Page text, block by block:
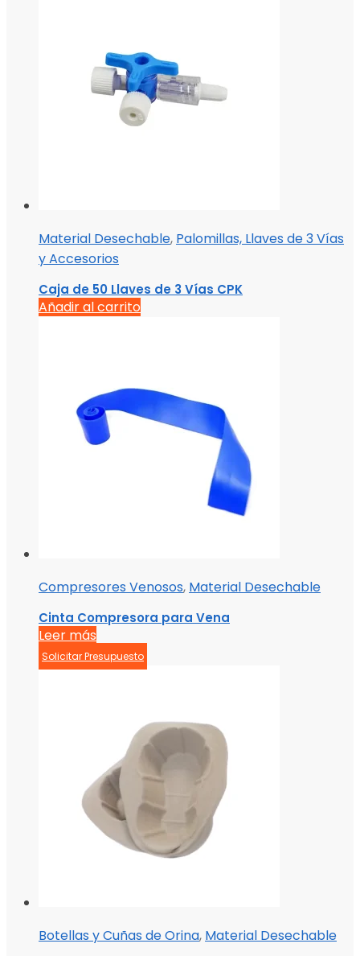
Material Desechable, Palomillas, Llaves de 3 Vías
y Accesorios
Caja de 50 Llaves de 3 Vías CPK
Añadir al carrito
Compresores Venosos, Material Desechable
Cinta Compresora para Vena
Leer más
Solicitar Presupuesto
Botellas y Cuñas de Orina, Material Desechable